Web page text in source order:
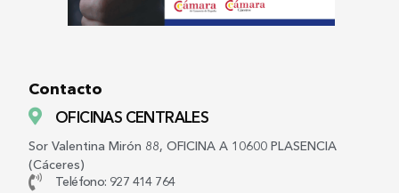
Contacto
OFICINAS CENTRALES
Sor Valentina Mirón 88, OFICINA A 10600 PLASENCIA
(Cáceres)
Teléfono: 927 414 764